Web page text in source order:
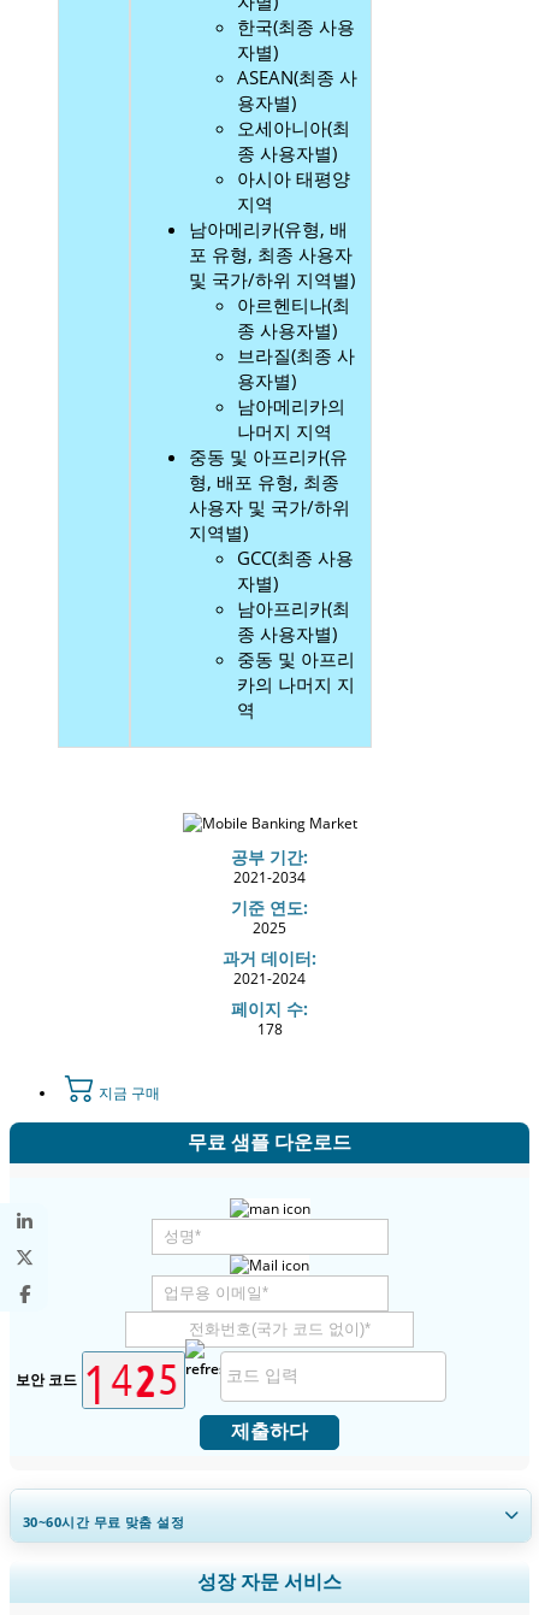
한국(최종 사용
자별)
ASEAN(최종 사
용자별)
오세아니아(최
종 사용자별)
아시아 태평양
지역
남아메리카(유형, 배
포 유형, 최종 사용자
및 국가/하위 지역별)
아르헨티나(최
종 사용자별)
브라질(최종 사
용자별)
남아메리카의
나머지 지역
중동 및 아프리카(유
형, 배포 유형, 최종
사용자 및 국가/하위
지역별)
GCC(최종 사용
자별)
남아프리카(최
종 사용자별)
중동 및 아프리
카의 나머지 지
역
공부 기간:
2021-2034
기준 연도:
2025
과거 데이터:
2021-2024
페이지 수:
178
지금 구매
무료 샘플 다운로드
보안 코드
제출하다
30~60시간무료 맞춤 설정
지역 및 국가 범위 확장, 세그먼트 분석, 기업 프로필, 경쟁 벤치마킹, 및 최
종 사용자 인사이트.
성장 자문 서비스